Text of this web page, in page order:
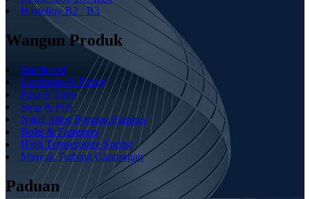
Hastelloy B2 / B3
Wangun Produk
Bar & rod
Lambaran & Piring
Pipa & Tube
Strip & Foil
Nikel Alloy Forging Flanges
Bolts & Fasteners
High Temperautre Spring
Minyak Turbing Gantungan
Paduan